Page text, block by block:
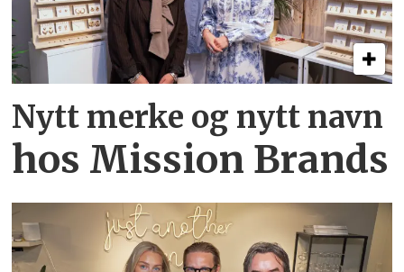
Nytt merke og nytt navn
hos Mission Brands